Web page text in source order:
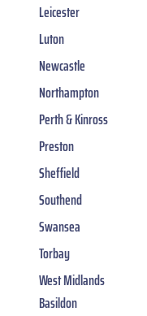
Leicester
Luton
Newcastle
Northampton
Perth & Kinross
Preston
Sheffield
Southend
Swansea
Torbay
West Midlands
Basildon